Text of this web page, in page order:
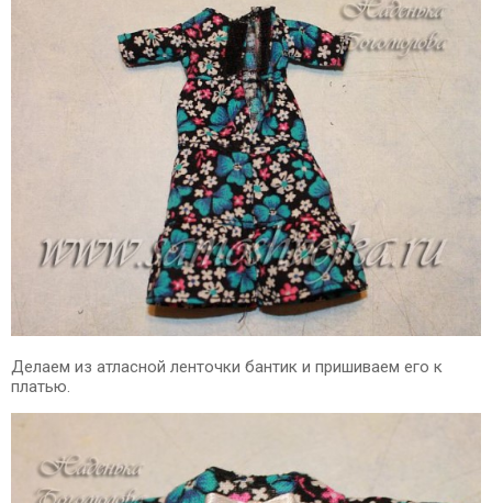
Делаем из атласной ленточки бантик и пришиваем его к
платью.